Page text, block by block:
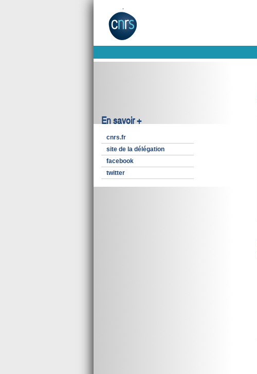
En savoir +
cnrs.fr
site de la délégation
facebook
twitter